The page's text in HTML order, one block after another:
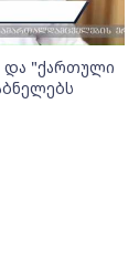
და "ქართული